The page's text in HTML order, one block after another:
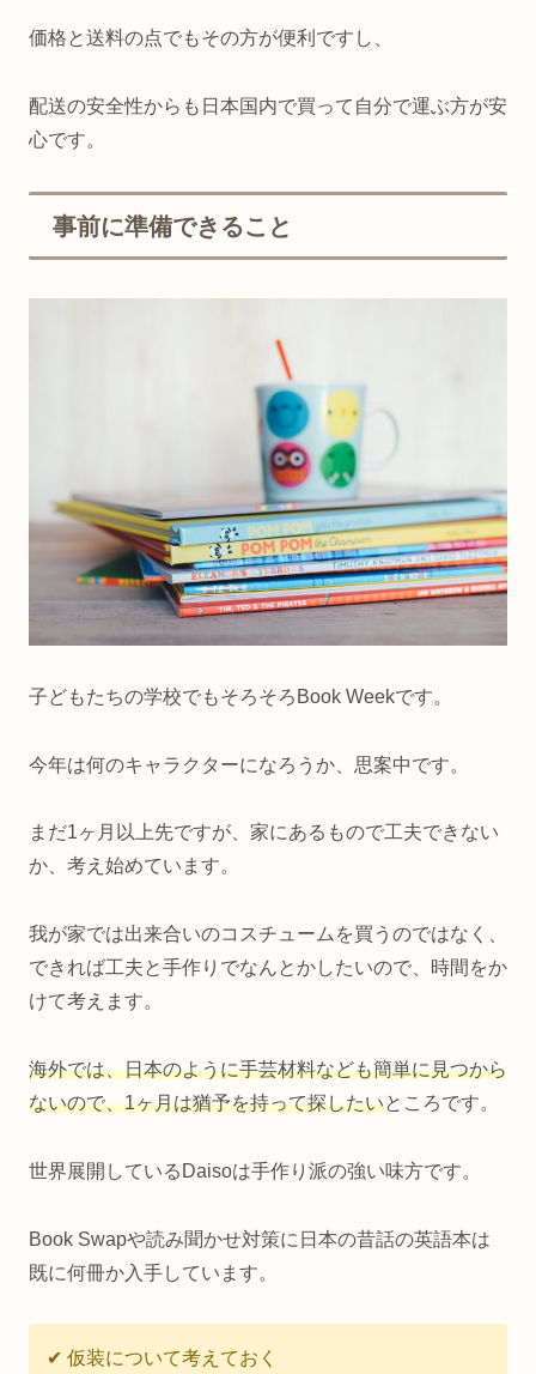
価格と送料の点でもその方が便利ですし、
配送の安全性からも日本国内で買って自分で運ぶ方が安
心です。
事前に準備できること
子どもたちの学校でもそろそろBook Weekです。
今年は何のキャラクターになろうか、思案中です。
まだ1ヶ月以上先ですが、家にあるもので工夫できない
か、考え始めています。
我が家では出来合いのコスチュームを買うのではなく、
できれば工夫と手作りでなんとかしたいので、時間をか
けて考えます。
海外では、日本のように手芸材料なども簡単に見つから
ないので、1ヶ月は猶予を持って探したいところです。
世界展開しているDaisoは手作り派の強い味方です。
Book Swapや読み聞かせ対策に日本の昔話の英語本は
既に何冊か入手しています。
✔︎ 仮装について考えておく